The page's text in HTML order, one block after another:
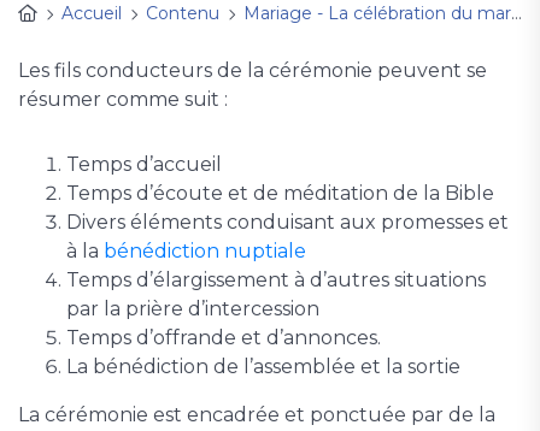
Accueil
Contenu Mariage - La célébration du mariage à l'église
Les fils conducteurs de la cérémonie peuvent se
résumer comme suit :
Temps d’accueil
Temps d’écoute et de méditation de la Bible
Divers éléments conduisant aux promesses et
à la bénédiction nuptiale
Temps d’élargissement à d’autres situations
par la prière d’intercession
Temps d’offrande et d’annonces.
La bénédiction de l’assemblée et la sortie
La cérémonie est encadrée et ponctuée par de la